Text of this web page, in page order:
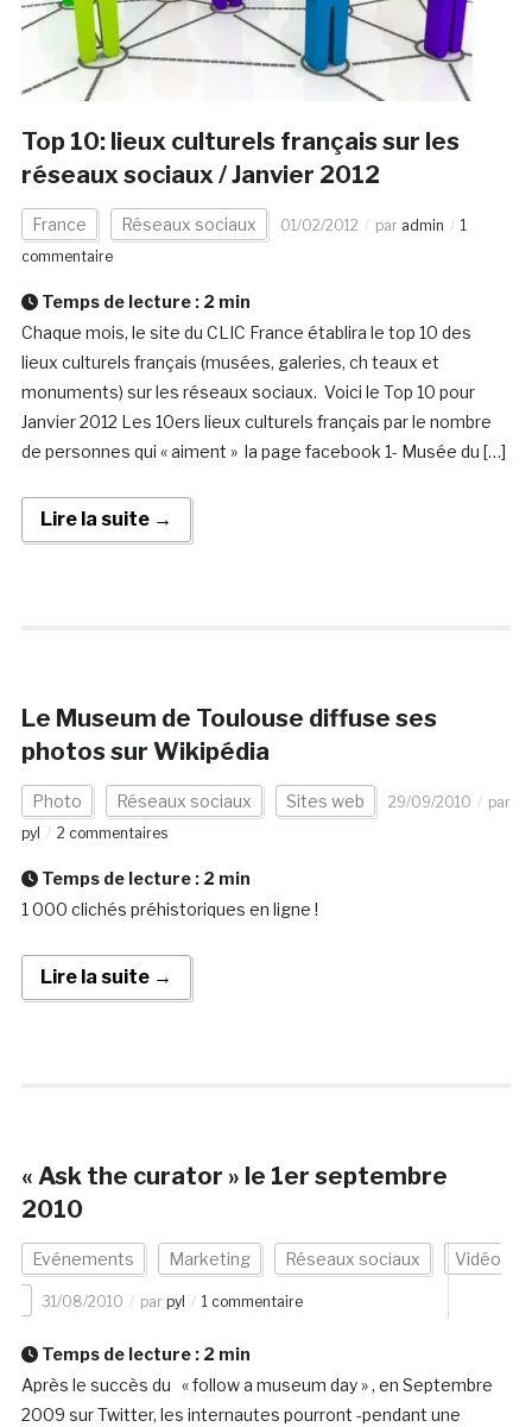
Top 10: lieux culturels français sur les
réseaux sociaux / Janvier 2012
France Réseaux sociaux 01/02/2012 par admin
1
commentaire
Temps de lecture : 2 min
Chaque mois, le site du CLIC France établira le top 10 des
lieux culturels français (musées, galeries, ch teaux et
monuments) sur les réseaux sociaux. Voici le Top 10 pour
Janvier 2012 Les 10ers lieux culturels français par le nombre
de personnes qui « aiment » la page facebook 1- Musée du […]
Lire la suite →
Le Museum de Toulouse diffuse ses
photos sur Wikipédia
Photo Réseaux sociaux Sites web 29/09/2010
par
pyl
2 commentaires
Temps de lecture : 2 min
1 000 clichés préhistoriques en ligne !
Lire la suite →
« Ask the curator » le 1er septembre
2010
Evénements Marketing Réseaux sociaux Vidéo
31/08/2010 par pyl 1 commentaire
Temps de lecture : 2 min
Après le succès du « follow a museum day » , en Septembre
2009 sur Twitter, les internautes pourront -pendant une